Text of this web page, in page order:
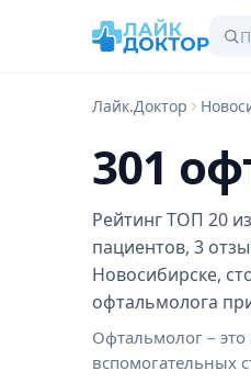
Лайк.Доктор
301
Рейтинг ТОП 20
пациентов, 3
Новосибирске,
офтальмолога
Офтальмолог –
вспомогательных